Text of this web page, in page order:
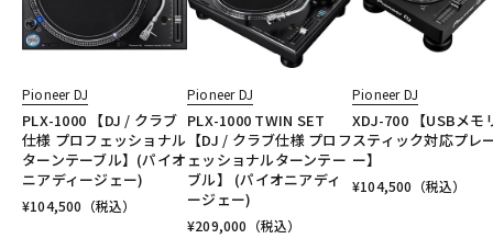
Pioneer DJ
PLX-1000 【DJ / クラブ
仕様 プロフェッショナル
ターンテーブル】(パイオ
ニアディージェー)
¥104,500 （税込）
Pioneer DJ
PLX-1000 TWIN SET
【DJ / クラブ仕様 プロフ
ェッショナルターンテー
ブル】 (パイオニアディ
ージェー)
¥209,000 （税込）
Pioneer DJ
XDJ-700 【USBメモ
スティック対応プレ
ー】
¥104,500 （税込）